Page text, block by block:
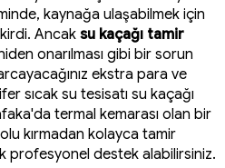
kaynağa ulaşabilmek için
Ancak su kaçağı tamir
onarılması gibi bir sorun
ekstra para ve
sıcak su tesisatı su kaçağı
termal kemarası olan bir
kırmadan kolayca tamir
profesyonel destek alabilirsiniz.